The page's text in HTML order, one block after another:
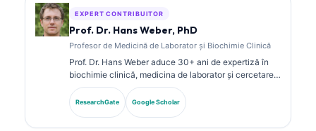
EXPERT CONTRIBUITOR
Prof. Dr. Hans Weber, PhD
Profesor de Medicină de Laborator și Biochimie Clinică
Prof. Dr. Hans Weber aduce 30+ ani de expertiză în
biochimie clinică, medicina de laborator și cercetarea
biomarkerilor. Fost președinte al Societății Germane
de Chimie Clinică, se specializează în analiza
panourilor de diagnostic, standardizarea biomarkerilor
ResearchGate Google Scholar